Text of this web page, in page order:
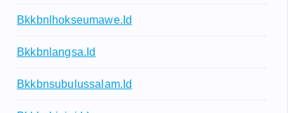
Bkkbnlhokseumawe.id
Bkkbnlangsa.id
Bkkbnsubulussalam.id